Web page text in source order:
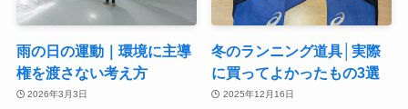
雨の日の運動｜環境に主導
権を渡さない考え方
2026年3月3日
冬のランニング道具│実際
に買ってよかったもの3選
2025年12月16日